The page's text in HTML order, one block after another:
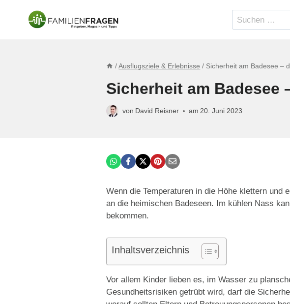
Suchen
nach:
/ Ausflugsziele & Erlebnisse / Sicherheit am Badesee –
Sicherheit am Badesee
von David Reisner am 20. Juni 2023
Wenn die Temperaturen in die Höhe klettern
an die heimischen Badeseen. Im kühlen Nass
bekommen.
Inhaltsverzeichnis
Vor allem Kinder lieben es, im Wasser zu
Gesundheitsrisiken getrübt wird, darf die